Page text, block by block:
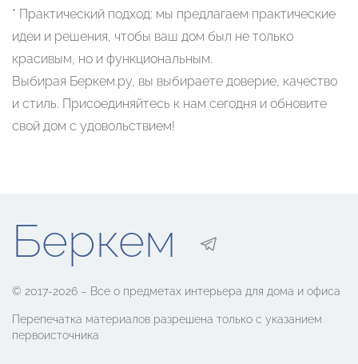
* Практический подход: мы предлагаем практические
идеи и решения, чтобы ваш дом был не только
красивым, но и функциональным.
Выбирая Беркем.ру, вы выбираете доверие, качество
и стиль. Присоединяйтесь к нам сегодня и обновите
свой дом с удовольствием!
Беркем
© 2017-2026 – Все о предметах интерьера для дома и офиса
Перепечатка материалов разрешена только с указанием
первоисточника